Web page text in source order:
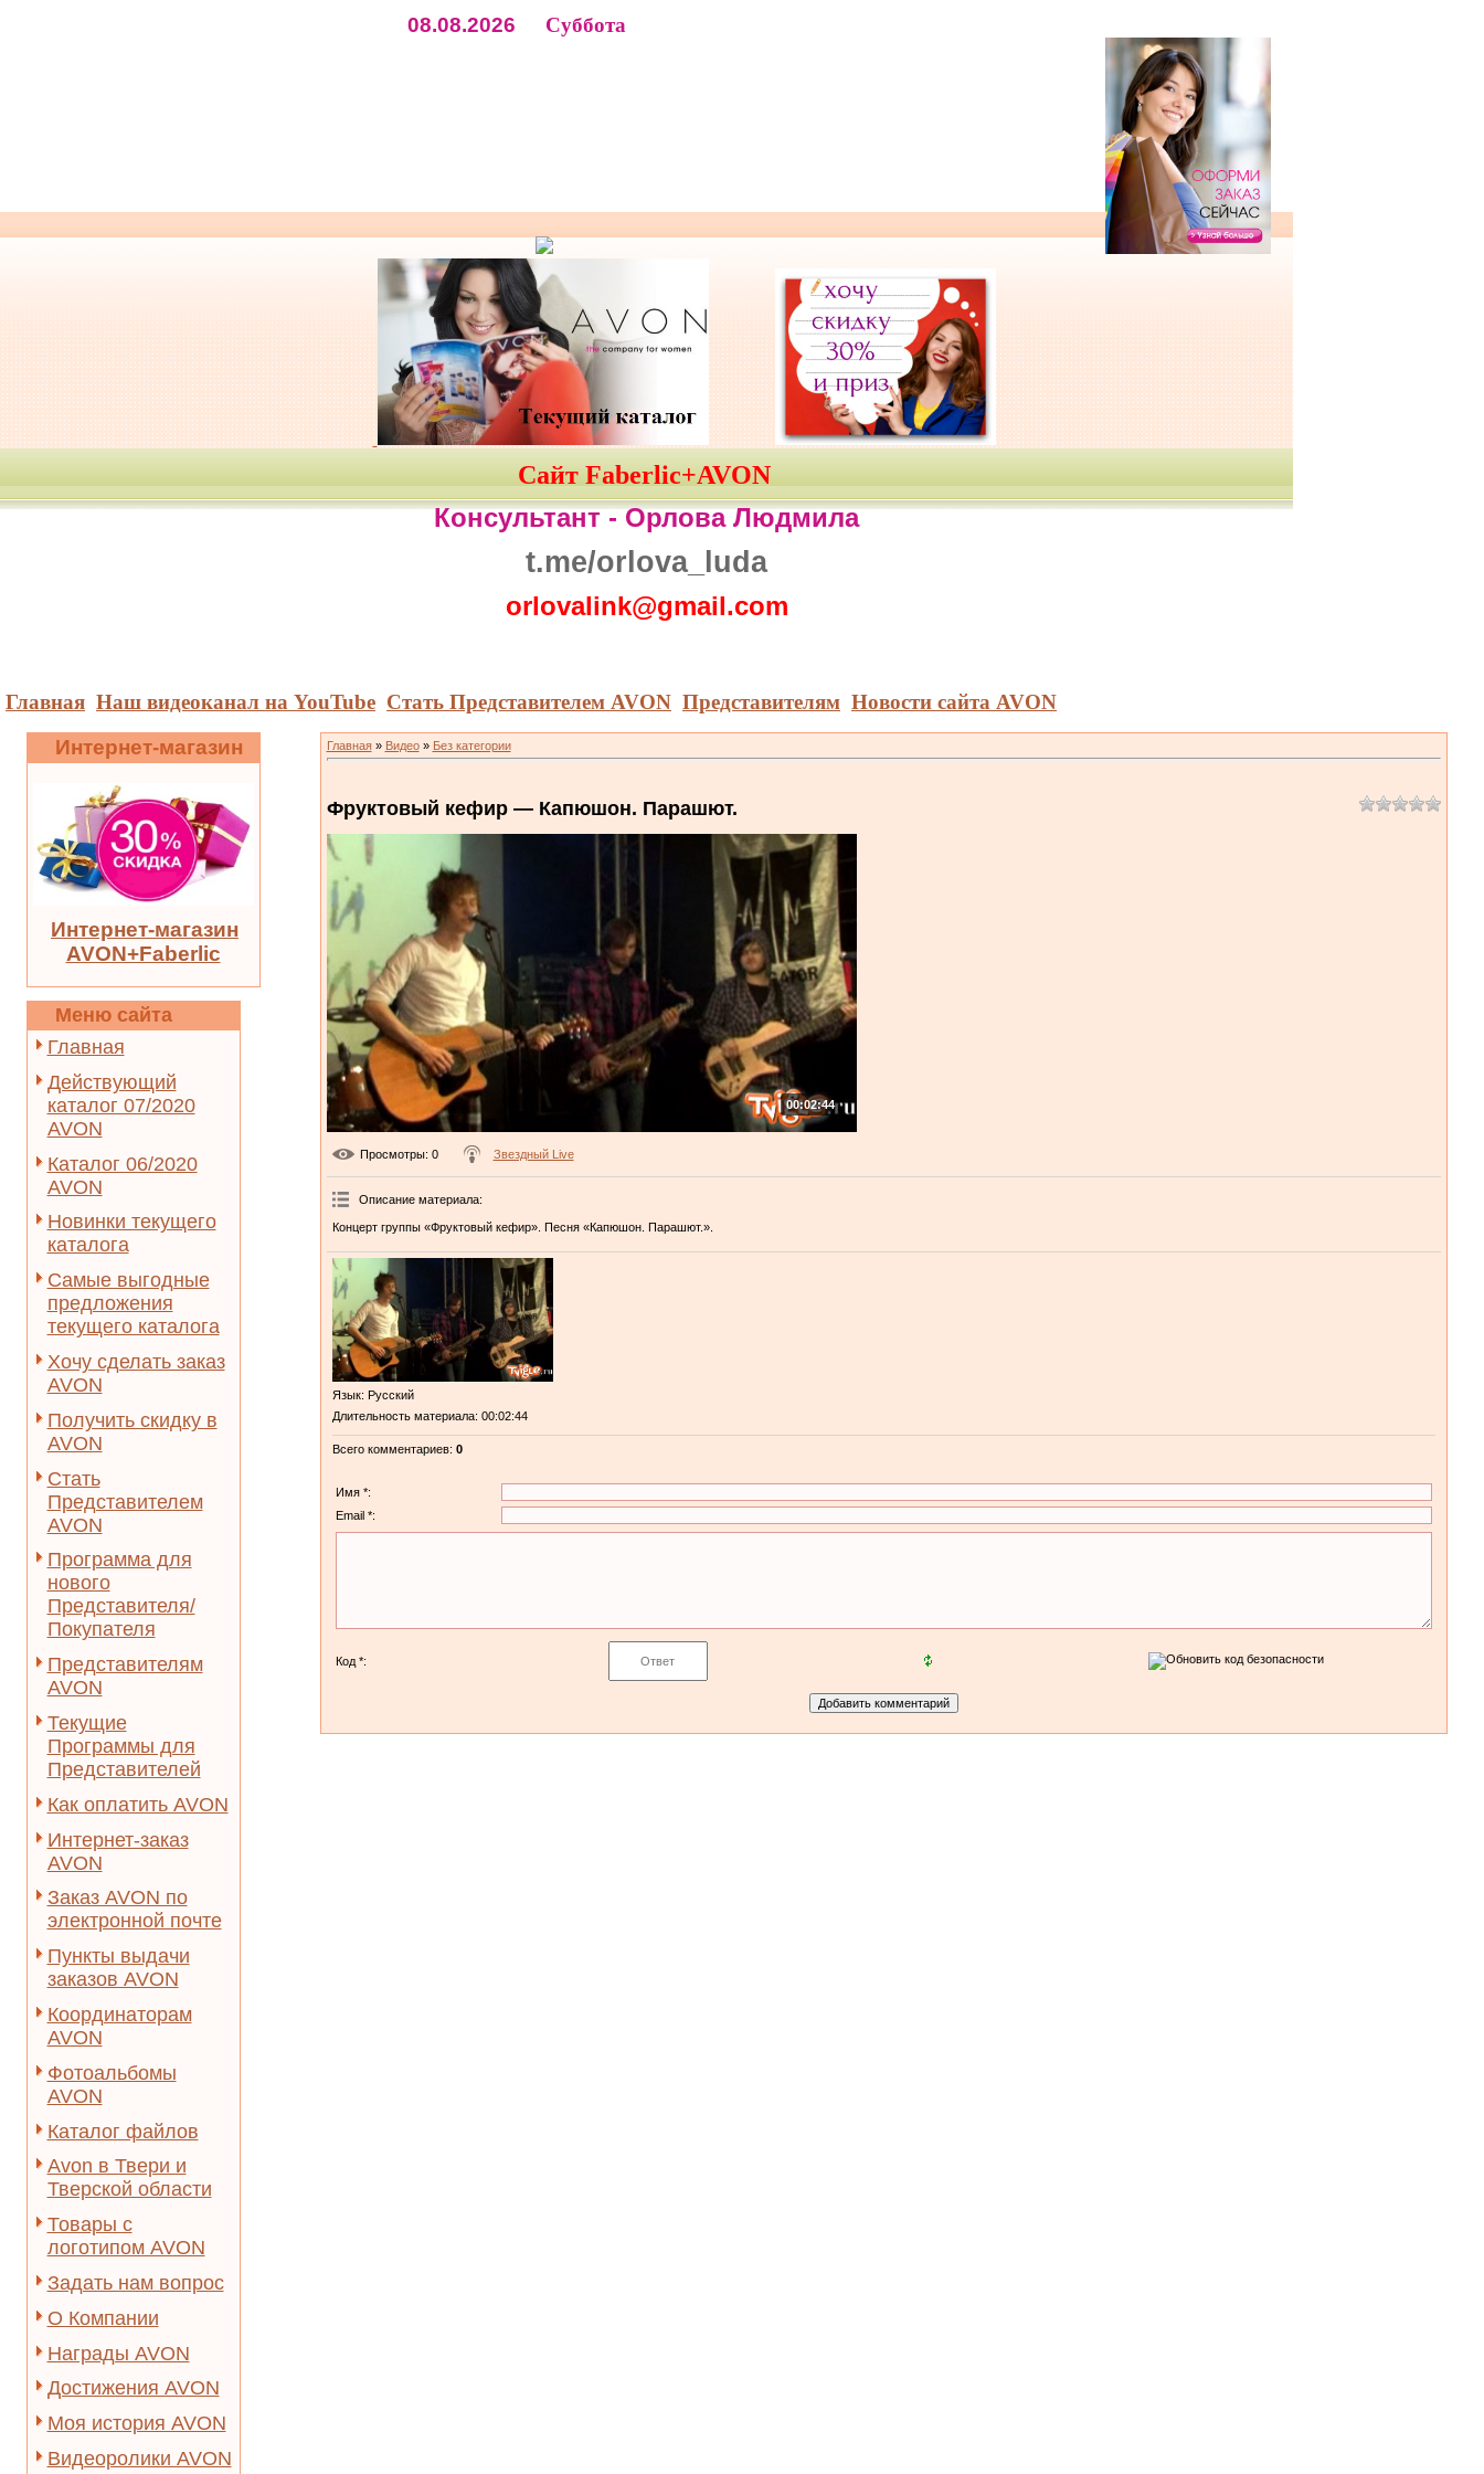
08.08.2026 Суббота
Сайт Faberlic+AVON
Консультант -Орлова Людмила
t.me/orlova_luda
orlovalink@gmail.com
Главная Наш видеоканал на YouTube Стать Представителем AVON Представителям Новости сайта AVON
Интернет-магазин
Интернет-магазин
AVON+Faberlic
Меню сайта
Главная
Действующий
каталог 07/2020
AVON
Каталог 06/2020
AVON
Новинки текущего
каталога
Самые выгодные
предложения
текущего каталога
Хочу сделать заказ
AVON
Получить скидку в
AVON
Стать
Представителем
AVON
Программа для
нового
Представителя/
Покупателя
Представителям
AVON
Текущие
Программы для
Представителей
Как оплатить AVON
Интернет-заказ
AVON
Заказ AVON по
электронной почте
Пункты выдачи
заказов AVON
Координаторам
AVON
Фотоальбомы
AVON
Каталог файлов
Avon в Твери и
Тверской области
Товары с
логотипом AVON
Задать нам вопрос
О Компании
Награды AVON
Достижения AVON
Моя история AVON
Видеоролики AVON
Главная» Видео» Без категории
Фруктовый кефир — Капюшон. Парашют.
00:02:44
Просмотры: 0 Звездный Live
Описание материала:
Концерт группы «Фруктовый кефир». Песня «Капюшон. Парашют.».
Язык: Русский
Длительность материала: 00:02:44
Всего комментариев: 0
Имя *:
Email *:
Код *: